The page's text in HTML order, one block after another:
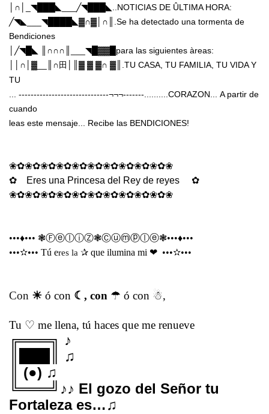
│∩│ ◥███◣ ╱◥███◣..NOTICIAS DE ÛLTIMA HORA:
╱◥◣
◥████◣▓∩▓│∩║ .Se ha detectado una tormenta de
Bendiciones
╱◥█◣ ║∩∩∩║ ◥█▓▓█ para las siguientes àreas:
││∩│▓
║∩ 田 │║▓ ▓ ▓∩ ▓║ .TU CASA, TU FAMILIA, TU VIDA Y
TU
... ------------------------------¬¬¬-------..........CORAZON... A partir de
cuando
leas este mensaje... Recibe las BENDICIONES!
❀✿❀✿❀✿❀✿❀✿❀✿❀✿❀✿❀✿❀✿❀
✿ Eres una Princesa del Rey de reyes ✿
❀✿❀✿❀✿❀✿❀✿❀✿❀✿❀✿❀✿❀✿❀
•••♦••• ❃ⒻⓔⓛⓘⓏ❃Ⓒⓤⓜⓟⓛⓔ❃•••♦•••
•••✫••• Tú eres la ✰ que ilumina mi ❤ •••✫•••
Con ☀ ó con ☾ , con ☂ ó con ☃,
Tu ♡ me llena, tú haces que me renueve
╔═══╗ ♪
║███║ ♫
║ (●) ♫
╚═══╝♪♪ El gozo del Señor tu
Fortaleza es…♫